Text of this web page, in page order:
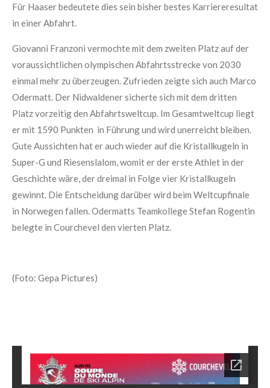
Für Haaser bedeutete dies sein bisher bestes Karriereresultat
in einer Abfahrt.
Giovanni Franzoni vermochte mit dem zweiten Platz auf der
voraussichtlichen olympischen Abfahrtsstrecke von 2030
einmal mehr zu überzeugen. Zufrieden zeigte sich auch Marco
Odermatt. Der Nidwaldener sicherte sich mit dem dritten
Platz vorzeitig den Abfahrtsweltcup. Im Gesamtweltcup liegt
er mit 1590 Punkten in Führung und wird unerreicht bleiben.
Gute Aussichten hat er auch wieder auf die Kristallkugeln in
Super-G und Riesenslalom, womit er der erste Athlet in der
Geschichte wäre, der dreimal in Folge vier Kristallkugeln
gewinnt. Die Entscheidung darüber wird beim Weltcupfinale
in Norwegen fallen. Odermatts Teamkollege Stefan Rogentin
belegte in Courchevel den vierten Platz.
(Foto: Gepa Pictures)